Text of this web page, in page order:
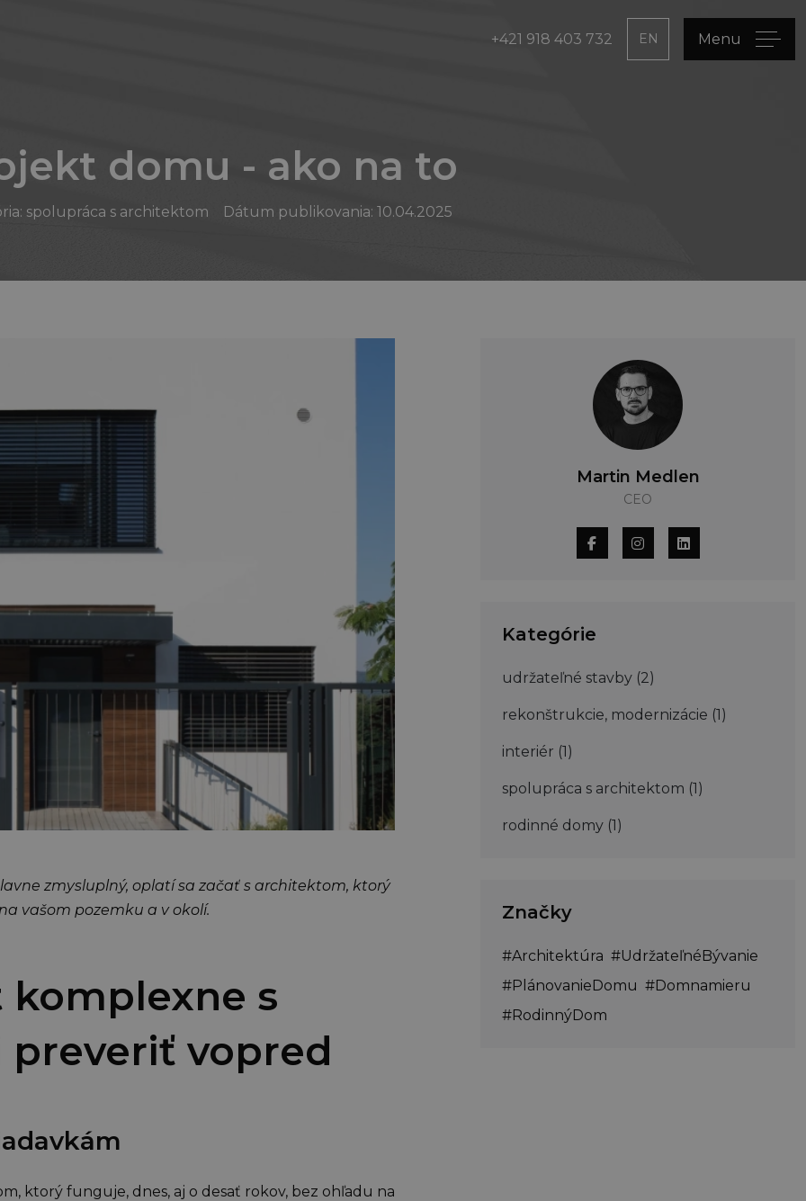
+421 918 403 732 Menu
EN
domu - ako na to
spolupráca s architektom Dátum publikovania: 10.04.2025
zmysluplný, oplatí sa začať s architektom, ktorý
vašom pozemku a v okolí.
s
vopred
ktorý funguje, dnes, aj o desať rokov, bez ohľadu na
Martin Medlen
CEO
Kategórie
udržateľné stavby (2)
rekonštrukcie, modernizácie (1)
interiér (1)
spolupráca s architektom (1)
rodinné domy (1)
Značky
#Architektúra #UdržateľnéBývanie
#PlánovanieDomu #Domnamieru
#RodinnýDom